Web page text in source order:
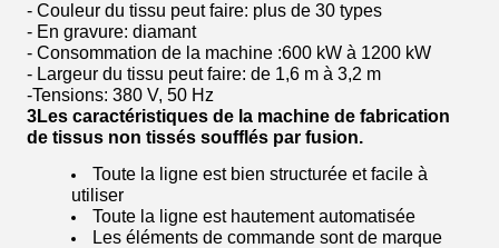
- Couleur du tissu peut faire: plus de 30 types
- En gravure: diamant
- Consommation de la machine :600 kW à 1200 kW
- Largeur du tissu peut faire: de 1,6 m à 3,2 m
-Tensions: 380 V, 50 Hz
3Les caractéristiques de la machine de fabrication
de tissus non tissés soufflés par fusion.
Toute la ligne est bien structurée et facile à
utiliser
Toute la ligne est hautement automatisée
Les éléments de commande sont de marque